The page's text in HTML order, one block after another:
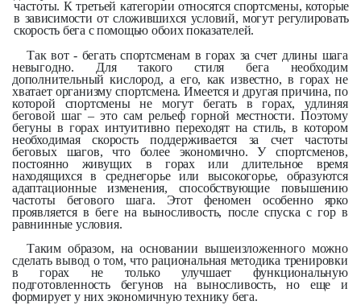
частоты. К третьей категории относятся спортсмены, которые
в зависимости от сложившихся условий, могут регулировать
скорость бега с помощью обоих показателей.
Так вот - бегать спортсменам в горах за счет длины шага
невыгодно. Для такого стиля бега необходим
дополнительный кислород, а его, как известно, в горах не
хватает организму спортсмена. Имеется и другая причина, по
которой спортсмены не могут бегать в горах, удлиняя
беговой шаг – это сам рельеф горной местности. Поэтому
бегуны в горах интуитивно переходят на стиль, в котором
необходимая скорость поддерживается за счет частоты
беговых шагов, что более экономично. У спортсменов,
постоянно живущих в горах или длительное время
находящихся в среднегорье или высокогорье, образуются
адаптационные изменения, способствующие повышению
частоты бегового шага. Этот феномен особенно ярко
проявляется в беге на выносливость, после спуска с гор в
равнинные условия.
Таким образом, на основании вышеизложенного можно
сделать вывод о том, что рациональная методика тренировки
в горах не только улучшает функциональную
подготовленность бегунов на выносливость, но еще и
формирует у них экономичную технику бега.